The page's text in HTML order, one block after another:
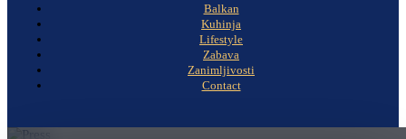
Balkan
Kuhinja
Lifestyle
Zabava
Zanimljivosti
Contact